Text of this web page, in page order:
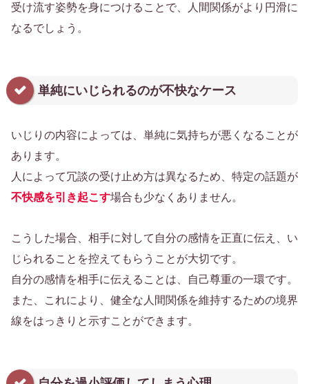
受け流す姿勢を身につけることで、人間関係がより円滑に
なるでしょう。
単純にいじられるのが不快なケース
いじりの内容によっては、単純に気持ちが悪くなることが
あります。
人によって冗談の受け止め方は異なるため、特定の話題が
不快感を引き起こす場合も少なくありません。
こうした場合、相手に対して自分の感情を正直に伝え、い
じられることを控えてもらうことが大切です。
自分の感情を相手に伝えることは、自己尊重の一環です。
また、これにより、健全な人間関係を維持するための境界
線をはっきりと示すことができます。